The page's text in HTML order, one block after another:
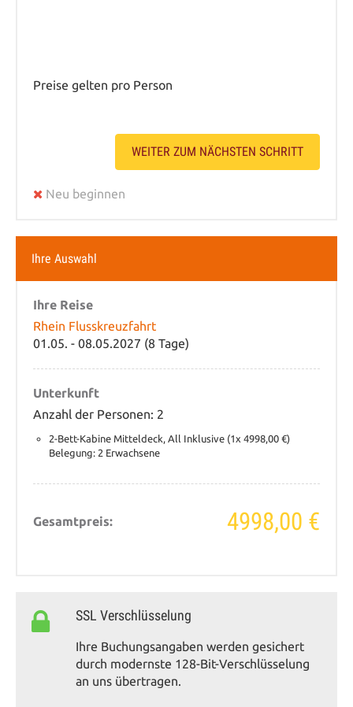
Preise gelten pro Person
WEITER ZUM NÄCHSTEN SCHRITT
Neu beginnen
Ihre Auswahl
Ihre Reise
Rhein Flusskreuzfahrt
01.05. - 08.05.2027 (8 Tage)
Unterkunft
Anzahl der Personen: 2
2-Bett-Kabine Mitteldeck, All Inklusive (1x 4998,00 €)
Belegung: 2 Erwachsene
Gesamtpreis: 4998,00 €
SSL Verschlüsselung
Ihre Buchungsangaben werden gesichert
durch modernste 128-Bit-Verschlüsselung
an uns übertragen.